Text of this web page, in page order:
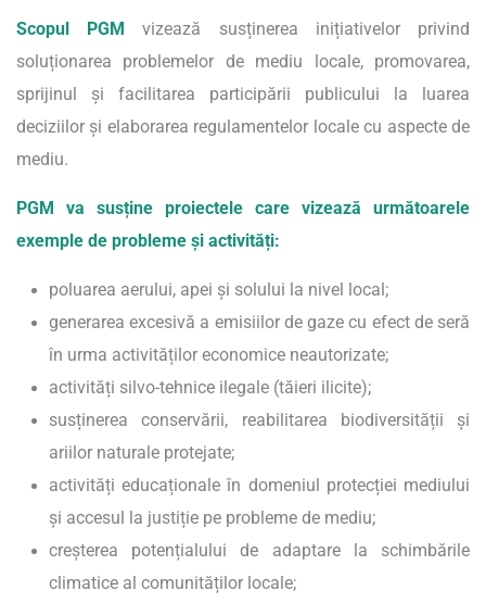
Scopul PGM vizează susținerea inițiativelor privind
soluționarea problemelor de mediu locale, promovarea,
sprijinul și facilitarea participării publicului la luarea
deciziilor și elaborarea regulamentelor locale cu aspecte de
mediu.
PGM va susține proiectele care vizează următoarele
exemple de probleme și activități:
poluarea aerului, apei și solului la nivel local;
generarea excesivă a emisiilor de gaze cu efect de seră
în urma activităților economice neautorizate;
activități silvo-tehnice ilegale (tăieri ilicite);
susținerea conservării, reabilitarea biodiversității și
ariilor naturale protejate;
activități educaționale în domeniul protecției mediului
și accesul la justiție pe probleme de mediu;
creșterea potențialului de adaptare la schimbările
climatice al comunităților locale;